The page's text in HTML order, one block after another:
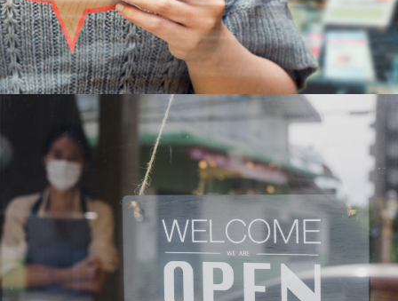
NOS DERNIÈRES OUVERTURES
Retour en images sur les ouvertures du mois de Novembre.
LIRE LA SUITE